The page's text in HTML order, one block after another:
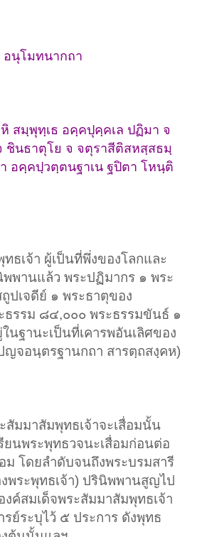
อนุโมทนากถา
สมฺพุทฺเธ อคฺคปุคฺคเล ปฏิมา จ
ชินธาตุโย จ จตุราสีติสหสฺสธมฺ
อคฺคปฺวตฺตนฐาเน ฐปิตา โหนฺติ
ธเจ้า ผู้เป็นที่พึ่งของโลกและ
พานแล้ว พระปฏิมากร ๑ พระ
ปเจดีย์ ๑ พระธาตุของ
ธรรม ๘๔,๐๐๐ พระธรรมขันธ์ ๑
นฐานะเป็นที่เคารพอันเลิศของ
ญจอนฺตรฐานกถา สารตฺถสงฺคห)​
สัมมาสัมพุทธเจ้าจะเสื่อมนั้น
ยนพระพุทธวจนะเสื่อมก่อนต่อ
ม โดยลำดับจนถึงพระบรมสารี
พระพุทธเจ้า) ปรินิพพานสูญไป
ค์สมเด็จพระสัมมาสัมพุทธเจ้า
ย์ระบุไว้ ๕ ประการ ดังพุทธ